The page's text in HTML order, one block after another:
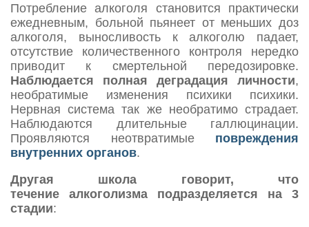
Потребление алкоголя становится практически
ежедневным, больной пьянеет от меньших доз
алкоголя, выносливость к алкоголю падает,
отсутствие количественного контроля нередко
приводит к смертельной передозировке.
Наблюдается полная деградация личности,
необратимые изменения психики психики.
Нервная система так же необратимо страдает.
Наблюдаются длительные галлюцинации.
Проявляются неотвратимые повреждения
внутренних органов.
Другая школа говорит, что
течение алкоголизма подразделяется на 3
стадии: